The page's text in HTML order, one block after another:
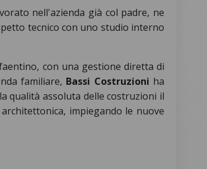
nell'azienda già col padre, ne
tecnico con uno studio interno
con una gestione diretta di
familiare, Bassi Costruzioni ha
qualità assoluta delle costruzioni il
impiegando le nuove